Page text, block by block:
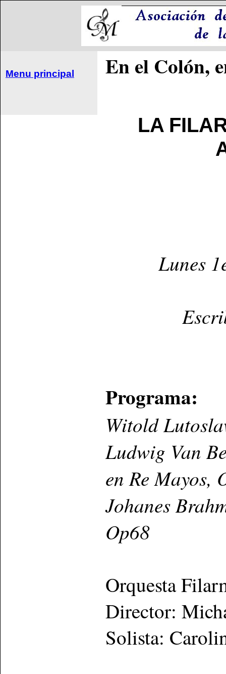
Menu principal En el Colón,
LA
Lunes
Programa:
Witold
Ludwig Van
en Re Mayos,
Johanes
Op68
Orquesta
Director:
Solista: